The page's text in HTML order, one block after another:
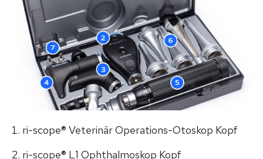
ri-scope® Veterinär Operations-Otoskop Kopf
ri-scope® L1 Ophthalmoskop Kopf